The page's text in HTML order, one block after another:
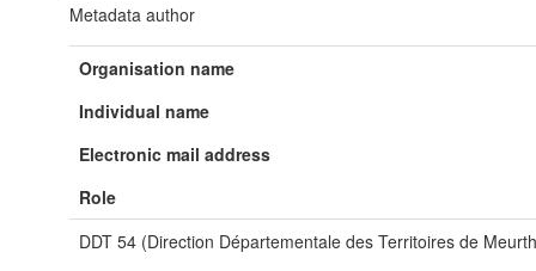
Metadata author
Organisation name
Individual name
Electronic mail address
Role
DDT 54 (Direction Départementale des Territoires de